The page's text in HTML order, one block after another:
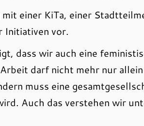
einer KiTa, einer
Initiativen vor.
dass wir auch eine
darf nicht mehr nur
muss eine
Auch das verstehen wir